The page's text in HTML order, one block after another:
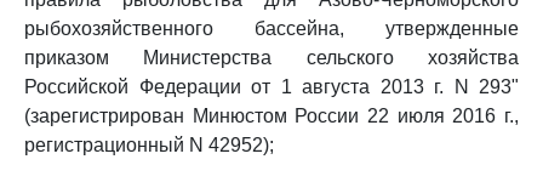
рыбохозяйственного бассейна, утвержденные
приказом Министерства сельского хозяйства
Российской Федерации от 1 августа 2013 г. N 293"
(зарегистрирован Минюстом России 22 июля 2016 г.,
регистрационный N 42952);